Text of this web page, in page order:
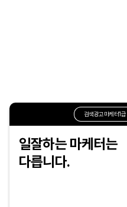
검색광고마케터1급
일잘하는 마케터는
다릅니다.